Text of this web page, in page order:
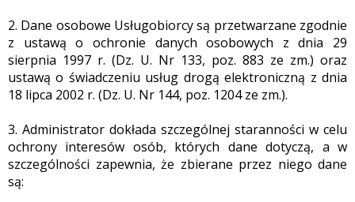
2. Dane osobowe Usługobiorcy są przetwarzane zgodnie
z ustawą o ochronie danych osobowych z dnia 29
sierpnia 1997 r. (Dz. U. Nr 133, poz. 883 ze zm.) oraz
ustawą o świadczeniu usług drogą elektroniczną z dnia
18 lipca 2002 r. (Dz. U. Nr 144, poz. 1204 ze zm.).
3. Administrator dokłada szczególnej staranności w celu
ochrony interesów osób, których dane dotyczą, a w
szczególności zapewnia, że zbierane przez niego dane
są: